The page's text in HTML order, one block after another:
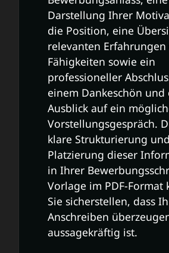
Darstellung Ihrer
die Position, eine
relevanten Erfahrungen
Fähigkeiten sowie ein
professioneller
einem Dankeschön und
Ausblick auf ein
Vorstellungsgespräch.
klare Strukturierung
Platzierung dieser
in Ihrer
Vorlage im PDF-Format
Sie sicherstellen, dass
Anschreiben
aussagekräftig ist.